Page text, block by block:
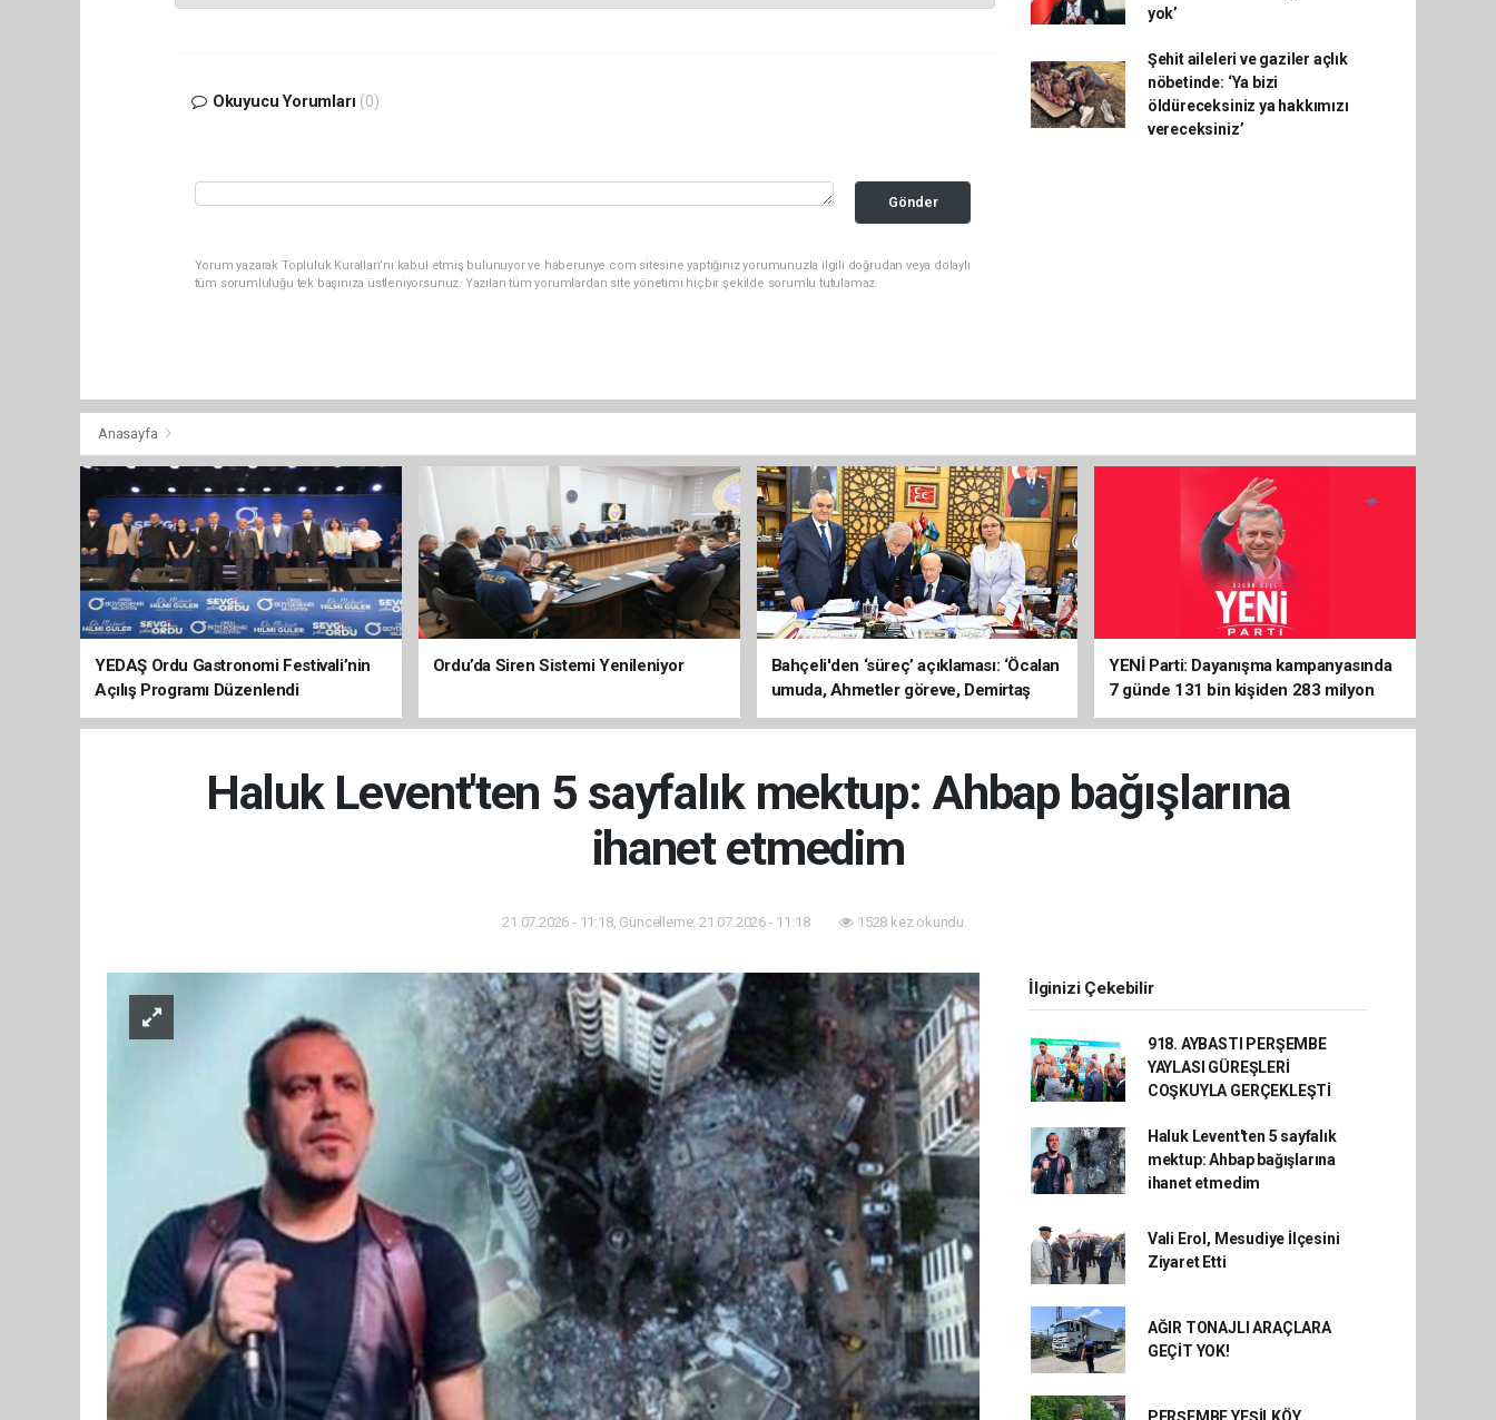
Okuyucu Yorumları (0)
Gönder
Yorum yazarak Topluluk Kuralları’nı kabul etmiş bulunuyor ve haberunye.com sitesine yaptığınız yorumunuzla ilgili doğrudan veya dolaylı
tüm sorumluluğu tek başınıza üstleniyorsunuz. Yazılan tüm yorumlardan site yönetimi hiçbir şekilde sorumlu tutulamaz.
yok’
Şehit aileleri ve gaziler açlık
nöbetinde: ‘Ya bizi
öldüreceksiniz ya hakkımızı
vereceksiniz’
Anasayfa
YEDAŞ Ordu Gastronomi Festivali’nin
Açılış Programı Düzenlendi
Ordu’da Siren Sistemi Yenileniyor
Bahçeli'den ‘süreç’ açıklaması: ‘Öcalan
umuda, Ahmetler göreve, Demirtaş
evine dönmeli’
YENİ Parti: Dayanışma kampanyasında
7 günde 131 bin kişiden 283 milyon
liralık destek
Haluk Levent'ten 5 sayfalık mektup: Ahbap bağışlarına
ihanet etmedim
21.07.2026 - 11:18, Güncelleme: 21.07.2026 - 11:18 1528 kez okundu.
İlginizi Çekebilir
918. AYBASTI PERŞEMBE
YAYLASI GÜREŞLERİ
COŞKUYLA GERÇEKLEŞTİ
Haluk Levent'ten 5 sayfalık
mektup: Ahbap bağışlarına
ihanet etmedim
Vali Erol, Mesudiye İlçesini
Ziyaret Etti
AĞIR TONAJLI ARAÇLARA
GEÇİT YOK!